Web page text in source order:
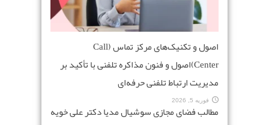
اصول و تکنیک‌های مرکز تماس (Call
Center)اصول و فنون مذاکره تلفنی با تأکید بر
مدیریت ارتباط تلفنی حرفه‌ای
فوریه 5, 2026
مطالب فضای مجازی سوشیال مدیا دکتر علی خویه